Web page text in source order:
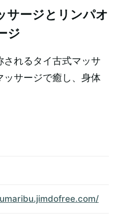
サージとリンパオ
ジ
れるタイ古式マッサ
ッサージで癒し、身体